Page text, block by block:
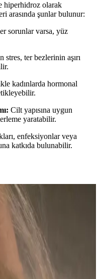
hiperhidroz olarak
arasında şunlar bulunur:
sorunlar varsa, yüz
stres, ter bezlerinin aşırı
kadınlarda hormonal
Cilt yapısına uygun
yaratabilir.
enfeksiyonlar veya
katkıda bulunabilir.
Sorunları ve
estetik ve konfor
botoks ve doğal
oynar.
Antiperspirant